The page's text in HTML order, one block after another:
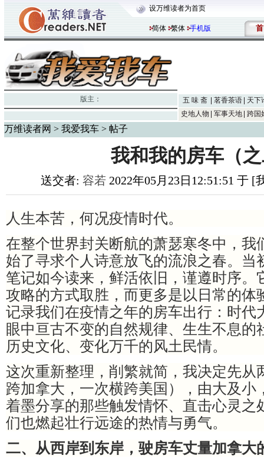
设万维读者为首页
简体 繁体 手机版 首
版主： 五 味 斋 茗香茶语
天下
史地人物
军事天地 跨国
万维读者网 > 我爱我车 > 帖子
我和我的房车（
送交者: 容若 2022年05月23日12:51:51 于
人生本苦，何况疫情时代。
在整个世界封关断航的萧瑟寒冬中，我
始了寻求个人诗意放飞的流浪之春。当
笔记如今读来，鲜活依旧，谨遵时序。
攻略的方式取胜，而更多是以日常的体
记录我们在疫情之年的房车出行：时代
眼中亘古不变的自然规律、生生不息的
历史文化、变化万千的风土民情。
这次重新整理，削繁就简，我决定先从
跨加拿大，一次横跨美国），由大及小
着墨分享的那些触发情怀、直击心灵之
们也燃起壮行远途的热情与勇气。
二、从西岸到东岸，驶房车丈量加拿大